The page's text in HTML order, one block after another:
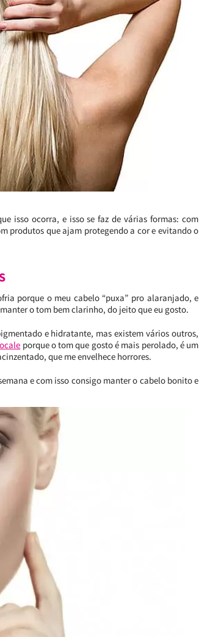
isso ocorra, e isso se faz de várias formas: com
produtos que ajam protegendo a cor e evitando o
porque o meu cabelo “puxa” pro alaranjado, e
o tom bem clarinho, do jeito que eu gosto.
e hidratante, mas existem vários outros,
porque o tom que gosto é mais perolado, é um
que me envelhece horrores.
e com isso consigo manter o cabelo bonito e